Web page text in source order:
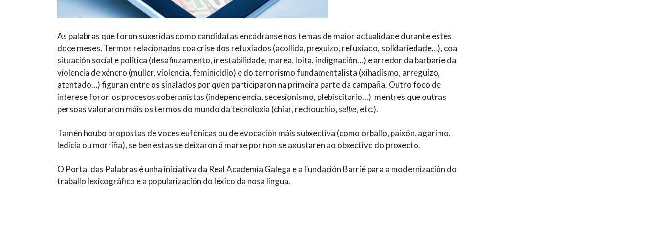
As palabras que foron suxeridas como candidatas encádranse nos temas de maior actualidade durante estes
doce meses. Termos relacionados coa crise dos refuxiados (acollida, prexuízo, refuxiado, solidariedade…), coa
situación social e política (desafiuzamento, inestabilidade, marea, loita, indignación…) e arredor da barbarie da
violencia de xénero (muller, violencia, feminicidio) e do terrorismo fundamentalista (xihadismo, arreguizo,
atentado…) figuran entre os sinalados por quen participaron na primeira parte da campaña. Outro foco de
interese foron os procesos soberanistas (independencia, secesionismo, plebiscitario...), mentres que outras
persoas valoraron máis os termos do mundo da tecnoloxía (chiar, rechouchío,selfie, etc.).
Tamén houbo propostas de voces eufónicas ou de evocación máis subxectiva (como orballo, paixón, agarimo,
ledicia ou morriña), se ben estas se deixaron á marxe por non se axustaren ao obxectivo do proxecto.
O Portal das Palabras é unha iniciativa da Real Academia Galega e a Fundación Barrié para a modernización do
traballo lexicográfico e a popularización do léxico da nosa lingua.